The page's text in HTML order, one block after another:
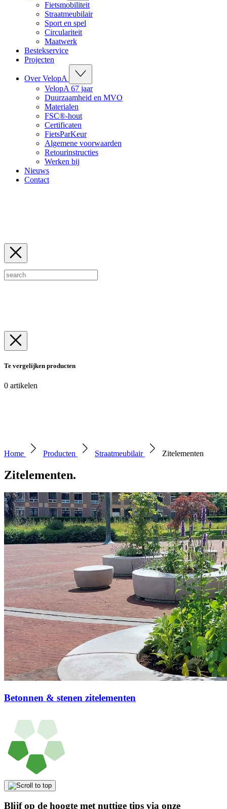
Fietsmobiliteit
Straatmeubilair
Sport en spel
Circulariteit
Maatwerk
Bestekservice
Projecten
Over VelopA
VelopA 67 jaar
Duurzaamheid en MVO
Materialen
FSC®-hout
Certificaten
FietsParKeur
Algemene voorwaarden
Retourinstructies
Werken bij
Nieuws
Contact
Te vergelijken producten
0 artikelen
Home Producten Straatmeubilair Zitelementen
Zitelementen.
Betonnen & stenen zitelementen
Blijf op de hoogte met nuttige tips via onze